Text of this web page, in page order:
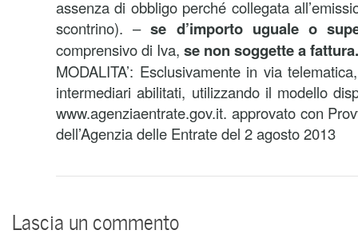
assenza di obbligo perché collegata
scontrino). –se d’importo uguale o
comprensivo di Iva, se non soggette a fattura.
MODALITA’: Esclusivamente in via
intermediari abilitati, utilizzando il modello
www.agenziaentrate.gov.it. approvato con
dell’Agenzia delle Entrate del 2 agosto 2013
Lascia un commento